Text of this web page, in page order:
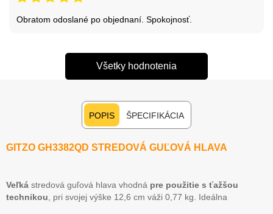
Obratom odoslané po objednaní. Spokojnosť.
Všetky hodnotenia
POPIS ŠPECIFIKÁCIA
GITZO GH3382QD STREDOVÁ GUĽOVÁ HLAVA
Veľká stredová guľová hlava vhodná pre použitie s ťažšou
technikou , pri svojej výške 12,6 cm váži 0,77 kg. Ideálna